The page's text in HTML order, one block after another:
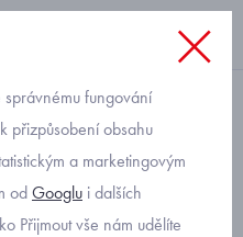
mikina
fungování
přizpůsobení obsahu
a marketingovým
odGooglu i dalších
Přijmout vše nám udělíte